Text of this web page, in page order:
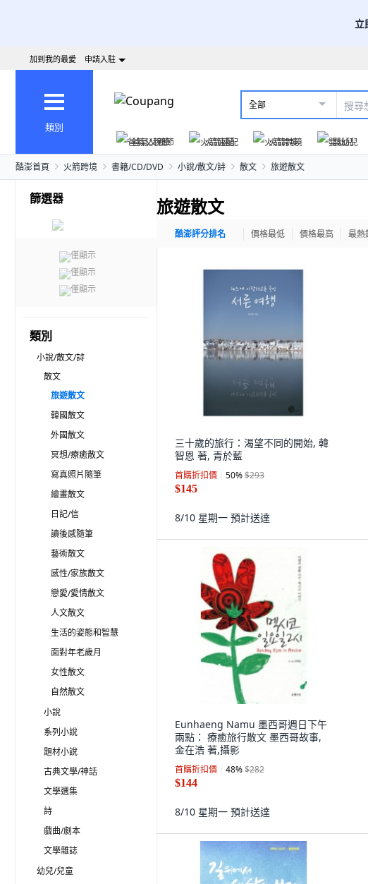
立
加到我的最愛 申請入駐
類別
全部
爸氣父親節
火箭速配 火箭跨境 嬰幼兒
酷澎首頁 火箭跨境 書籍/CD/DVD 小說/散文/詩 散文 旅遊散文
篩選器
僅顯示
僅顯示
僅顯示
類別
小說/散文/詩
散文
旅遊散文
韓國散文
外國散文
冥想/療癒散文
寫真照片隨筆
繪畫散文
日記/信
讀後感隨筆
藝術散文
感性/家族散文
戀愛/愛情散文
人文散文
生活的姿態和智慧
面對年老歲月
女性散文
自然散文
小說
系列小說
題材小說
古典文學/神話
文學選集
詩
戲曲/劇本
文學雜誌
幼兒/兒童
旅遊散文
酷澎評分排名 價格最低 價格最高 最熱
三十歲的旅行：渴望不同的開始, 韓
智恩 著, 青於藍
首購折扣價 50%$293
$145
8/10 星期一 預計送達
Eunhaeng Namu 墨西哥週日下午
兩點： 療癒旅行散文 墨西哥故事,
金在浩 著,攝影
首購折扣價 48%$282
$144
8/10 星期一 預計送達